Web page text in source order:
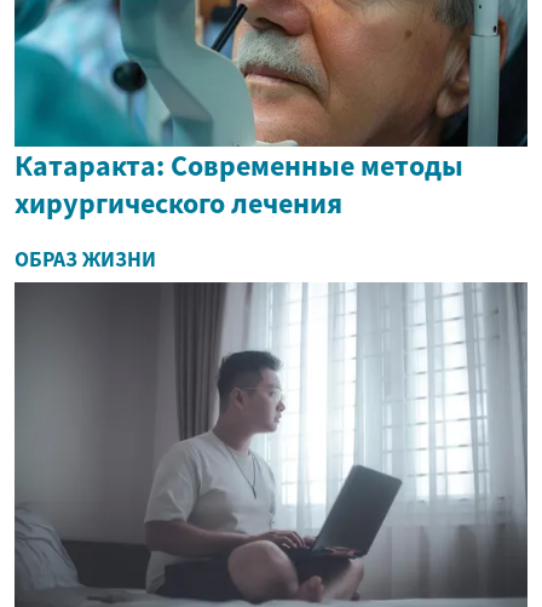
Катаракта: Современные методы
хирургического лечения
ОБРАЗ ЖИЗНИ